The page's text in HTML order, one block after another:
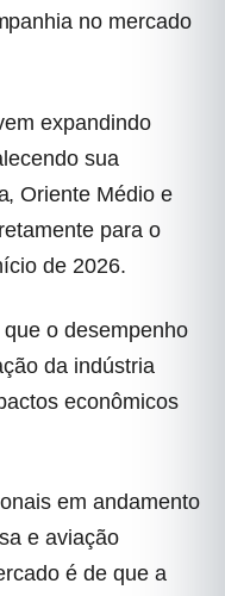
no mercado
expandindo
sua
Oriente Médio e
para o
de 2026.
o desempenho
da indústria
econômicos
em andamento
e aviação
é de que a